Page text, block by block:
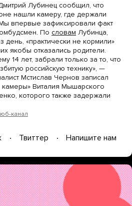
Лубинец сообщил, что
нашли камеру, где держали
впервые зафиксировали факт
По словам Лубинца,
день, «практически не кормили»
якобы отказались родители.
14 лет, забрали только за то, что
российскую технику», —
Мстислав Чернов записал
камеры» Виталия Мышарского
которого также задержали
канал
Твиттер Напишите нам